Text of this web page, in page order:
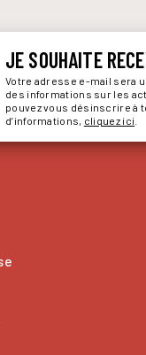
JE SOUHAITE
Votre adresse e-mail sera
des informations sur les
pouvez vous désinscrire à
d’informations, cliquez ici